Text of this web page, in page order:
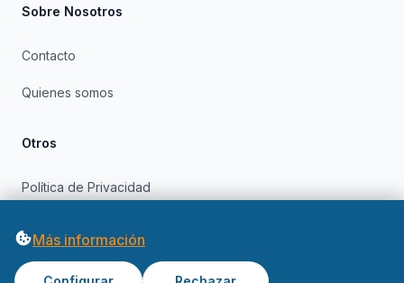
Sobre Nosotros
Contacto
Quienes somos
Otros
Política de Privacidad
Más información